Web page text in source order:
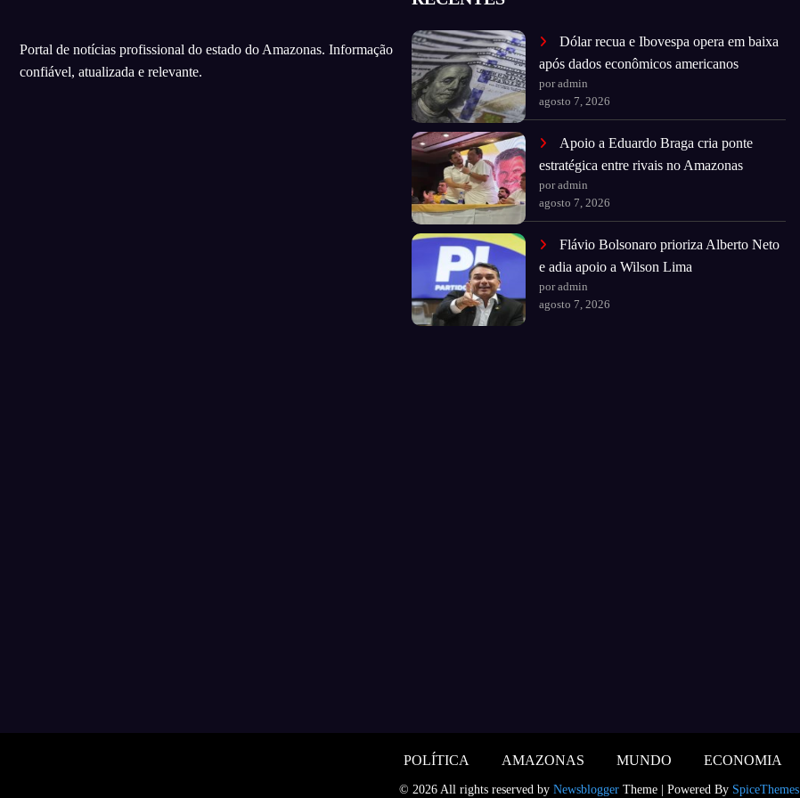
Portal de notícias profissional do estado do Amazonas. Informação
confiável, atualizada e relevante.
Dólar recua e Ibovespa opera em baixa
após dados econômicos americanos
por admin
agosto 7, 2026
Apoio a Eduardo Braga cria ponte
estratégica entre rivais no Amazonas
por admin
agosto 7, 2026
Flávio Bolsonaro prioriza Alberto Neto
e adia apoio a Wilson Lima
por admin
agosto 7, 2026
POLÍTICA AMAZONAS MUNDO ECONOMIA
© 2026 All rights reserved by NewsbloggerTheme | Powered By SpiceThemes